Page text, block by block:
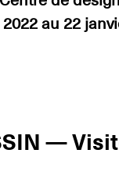
2022 au 22
—